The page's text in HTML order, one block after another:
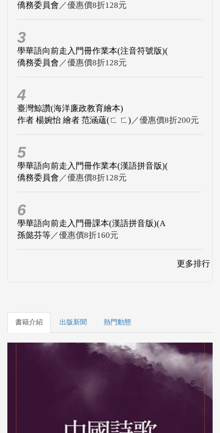
僑務委員會 ／優惠價8折128元
3
學華語向前走入門冊作業本(注音符號版)(
僑務委員會 ／優惠價8折128元
4
臺灣鯨讚(海洋廉政教育繪本)
作者 楊婉怡 繪者 范涵蘊(ㄈ ㄈ) ／優惠價8折200元
5
學華語向前走入門冊作業本(漢語拼音版)(
僑務委員會 ／優惠價8折128元
6
學華語向前走入門冊課本(漢語拼音版)(A
孫懿芬等／優惠價8折160元
更多排行
書籍介紹 出版新聞 熱門動態